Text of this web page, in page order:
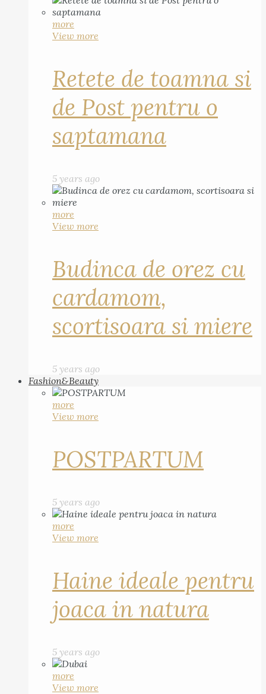
more
View more
Retete de toamna si
de Post pentru o
saptamana
5 years ago
more
View more
Budinca de orez cu
cardamom,
scortisoara si miere
5 years ago
Fashion&Beauty
more
View more
POSTPARTUM
5 years ago
more
View more
Haine ideale pentru
joaca in natura
5 years ago
more
View more